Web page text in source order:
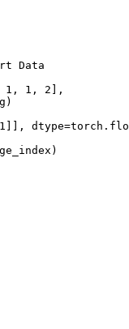
Data
1, 1, 2],